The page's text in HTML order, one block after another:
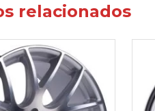
relacionados